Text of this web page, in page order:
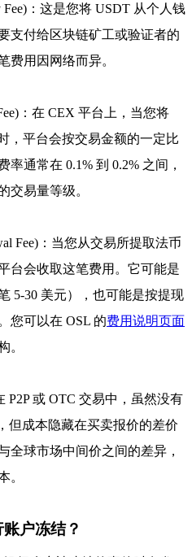
：这是您将 USDT 从个人钱
支付给区块链矿工或验证者的
费用因网络而异。
：在 CEX 平台上，当您将
，平台会按交易金额的一定比
率通常在 0.1% 到 0.2% 之间，
交易量等级。
Fee) ：当您从交易所提取法币
台会收取这笔费用。它可能是
5-30 美元），也可能是按提现
您可以在 OSL 的费用说明页面
。
P2P 或 OTC 交易中，虽然没有
但成本隐藏在买卖报价的差价
全球市场中间价之间的差异，
。
户冻结？